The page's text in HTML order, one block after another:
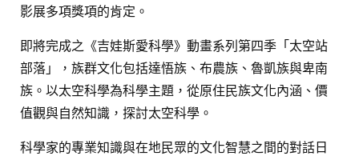
1.1K
由人工智慧通往植物科學應用與仿生科技-[週日
閱讀科學大師2022.11.13]
1.2K 6
2022.11.06]
影展多項獎項的肯定。
即將完成之《吉娃斯愛科學》動畫系列第四季「太空站
部落」，族群文化包括達悟族、布農族、魯凱族與卑南
族。以太空科學為科學主題，從原住民族文化內涵、價
值觀與自然知識，探討太空科學。
科學家的專業知識與在地民眾的文化智慧之間的對話日